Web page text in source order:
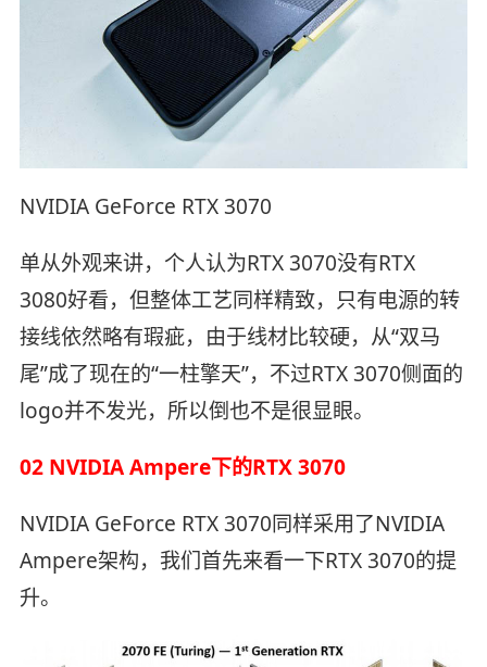
NVIDIA GeForce RTX 3070
单从外观来讲，个人认为RTX 3070没有RTX
3080好看，但整体工艺同样精致，只有电源的转
接线依然略有瑕疵，由于线材比较硬，从“双马
尾”成了现在的“一柱擎天”，不过RTX 3070侧面的
logo并不发光，所以倒也不是很显眼。
02 NVIDIA Ampere下的RTX 3070
NVIDIA GeForce RTX 3070同样采用了NVIDIA
Ampere架构，我们首先来看一下RTX 3070的提
升。